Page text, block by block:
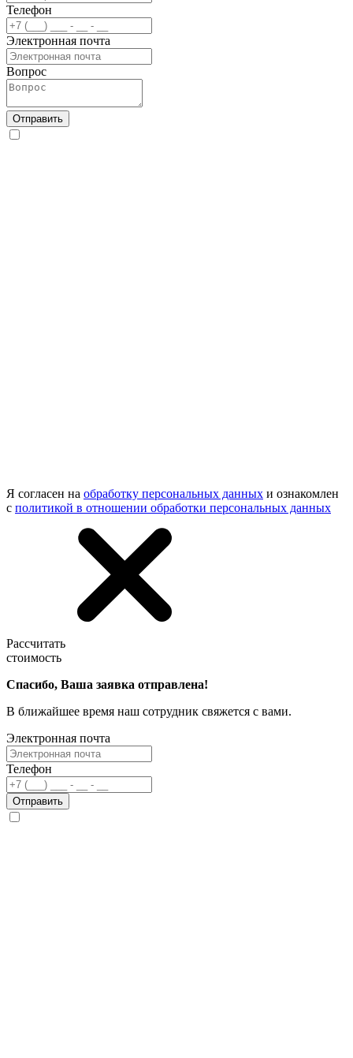
Телефон
Электронная почта
Вопрос
Отправить
Я согласен на обработку персональных данных и ознакомлен
с политикой в отношении обработки персональных данных
Рассчитать
стоимость
Спасибо, Ваша заявка отправлена!
В ближайшее время наш сотрудник свяжется с вами.
Электронная почта
Телефон
Отправить